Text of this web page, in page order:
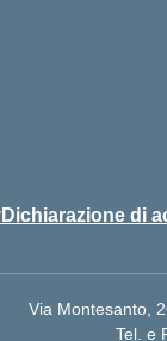
Dichiarazione di
Via Montesanto,
Tel. e